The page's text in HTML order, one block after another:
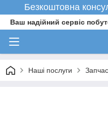
Безкоштовна
Ваш надійний сервіс
Наші послуги